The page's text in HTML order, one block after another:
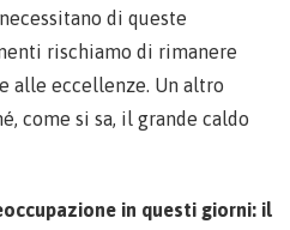
di queste
rischiamo di rimanere
alle eccellenze. Un altro
come si sa, il grande caldo
in questi giorni: il